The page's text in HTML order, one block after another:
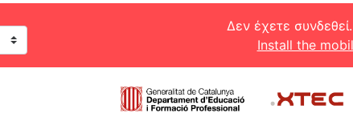
Δεν έχετε
Install the